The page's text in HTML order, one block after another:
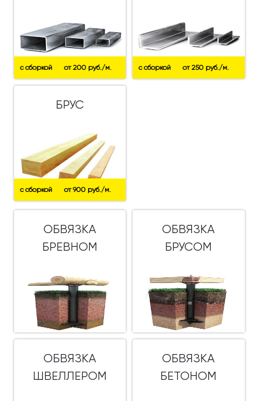
с сборкой от 200 руб./м. с сборкой от 250 руб./м.
БРУС
с сборкой от 900 руб./м.
ОБВЯЗКА
БРЕВНОМ
ОБВЯЗКА
БРУСОМ
ОБВЯЗКА
ШВЕЛЛЕРОМ
ОБВЯЗКА
БЕТОНОМ